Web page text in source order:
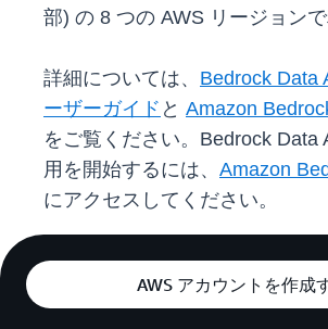
部) の 8 つの AWS リージョンで
詳細については、 Bedrock Data
ーザーガイド と Amazon
をご覧ください。Bedrock Data
用を開始するには、 Amazon
にアクセスしてください。
AWS アカウントを作成